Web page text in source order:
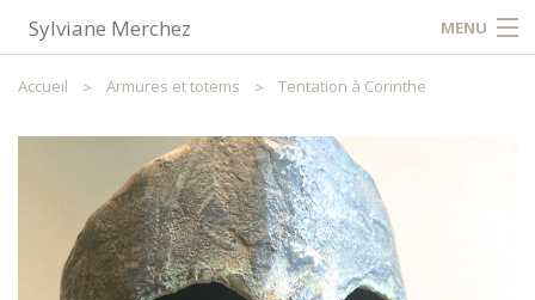
Sylviane Merchez MENU
Accueil
Accueil Armures et totems Tentation à Corinthe